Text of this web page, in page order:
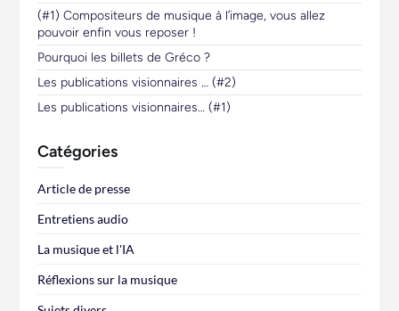
(#1) Compositeurs de musique à l’image, vous allez
pouvoir enfin vous reposer !
Pourquoi les billets de Gréco ?
Les publications visionnaires … (#2)
Les publications visionnaires… (#1)
Catégories
Article de presse
Entretiens audio
La musique et l'IA
Réflexions sur la musique